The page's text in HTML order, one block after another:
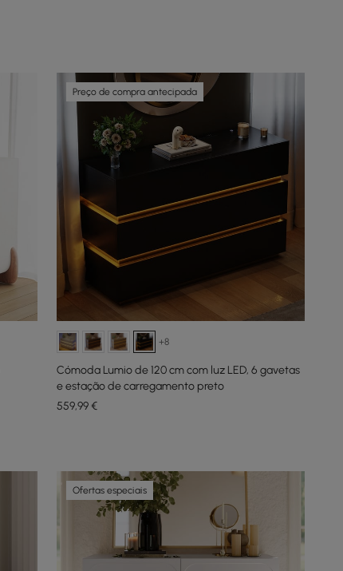
Preço de compra antecipada
+8
Cómoda Lumio de 120 cm com luz LED, 6 gavetas
e estação de carregamento preto
559,99€
Ofertas especiais